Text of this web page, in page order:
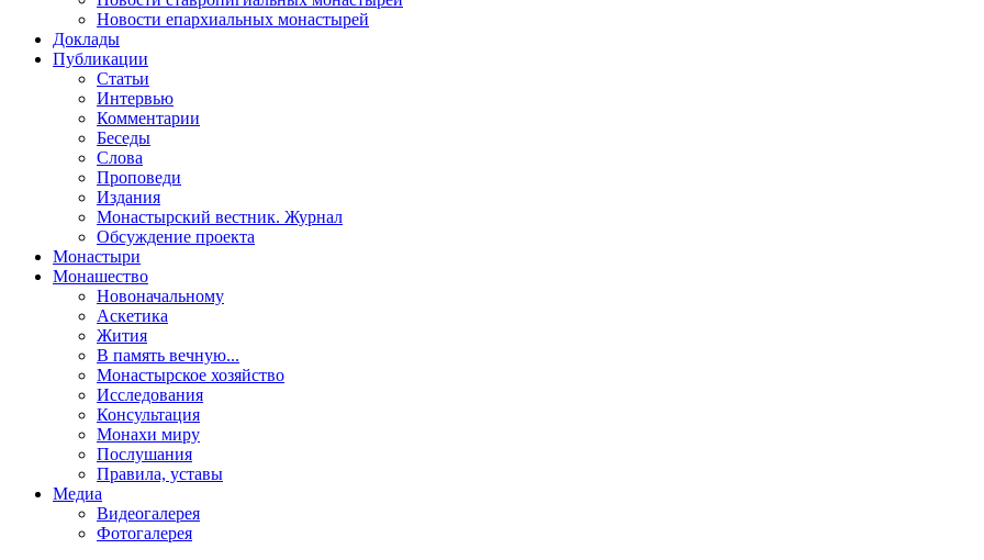
Новости епархиальных монастырей
Доклады
Публикации
Статьи
Интервью
Комментарии
Беседы
Слова
Проповеди
Издания
Монастырский вестник. Журнал
Обсуждение проекта
Монастыри
Монашество
Новоначальному
Аскетика
Жития
В память вечную...
Монастырское хозяйство
Исследования
Консультация
Монахи миру
Послушания
Правила, уставы
Медиа
Видеогалерея
Фотогалерея